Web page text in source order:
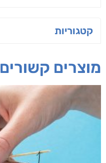
קטגוריות
מוצרים קשורים